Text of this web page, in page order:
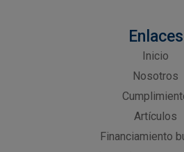
Enlaces
Inicio
Nosotros
Artículos
Financiamiento